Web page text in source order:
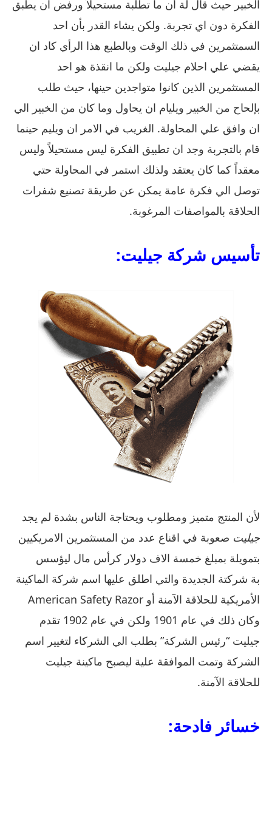
الخبير حيث قال لة أن ما تطلبة مستحيلاً ورفض ان يطبق
الفكرة دون اي تجربة. ولكن يشاء القدر بأن احد
السمتثمرين في ذلك الوقت وبالطبع هذا الرأي كاد ان
يقضي علي احلام جيليت ولكن ما انقذة هو احد
المستثمرين الذين كانوا متواجدين حينها، حيث طلب
بإلحاح من الخبير ويليام ان يحاول وما كان من الخبير الي
ان وافق علي المحاولة. الغريب في الامر ان ويليم حينما
قام بالتجربة وجد ان تطبيق الفكرة ليس مستحيلاً وليس
معقداً كما كان يعتقد ولذلك استمر في المحاولة حتي
توصل الي فكرة عامة يمكن عن طريقة تصنيع شفرات
الحلاقة بالمواصفات المرغوبة.
تأسيس شركة جيليت:
لأن المنتج متميز ومطلوب ويحتاجة الناس بشدة لم يجد
جيليت صعوبة في اقناع عدد من المستثمرين الامريكيين
بتمويلة بمبلغ خمسة الاف دولار كرأس مال ليؤسس
بة شركتة الجديدة والتي اطلق عليها اسم شركة الماكينة
الأمريكية للحلاقة الآمنة أو American Safety Razor
وكان ذلك في عام 1901 ولكن في عام 1902 تقدم
جيليت “رئيس الشركة” بطلب الي الشركاء لتغيير اسم
الشركة وتمت الموافقة علية ليصبح ماكينة جيليت
للحلاقة الآمنة.
خسائر فادحة: